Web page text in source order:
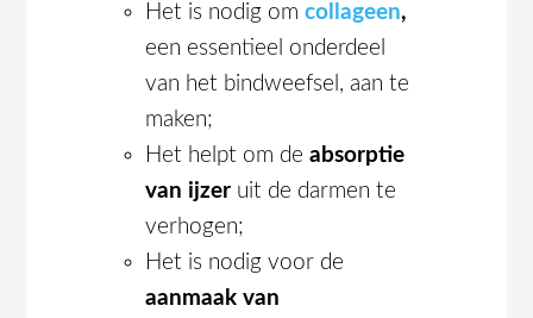
Het is nodig omcollageen,
een essentieel onderdeel
van het bindweefsel, aan te
maken;
Het helpt om deabsorptie
van ijzer uit de darmen te
verhogen;
Het is nodig voor de
aanmaak van